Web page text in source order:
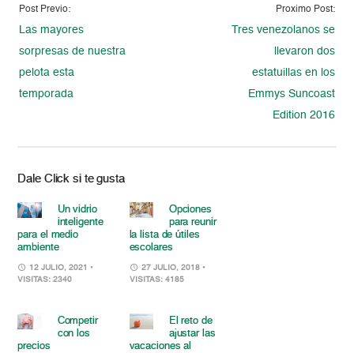
Post Previo:
Las mayores
sorpresas de nuestra
pelota esta
temporada
Proximo Post:
Tres venezolanos se
llevaron dos
estatuillas en los
Emmys Suncoast
Edition 2016
Dale Click si te gusta
Un vidrio
inteligente
para el medio
ambiente
12 JULIO, 2021 •
VISITAS: 2340
Opciones
para reunir
la lista de útiles
escolares
27 JULIO, 2018 •
VISITAS: 4185
Competir
con los
precios
El reto de
ajustar las
vacaciones al